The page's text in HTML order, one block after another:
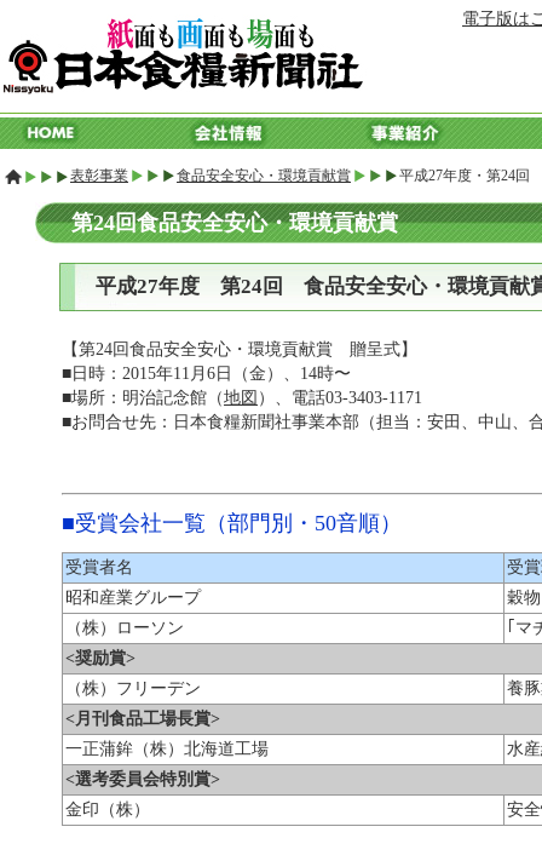
電子版は
表彰事業 食品安全安心・環境貢献賞 平成27年度・第24回
第24回食品安全安心・環境貢献賞
平成27年度 第24回 食品安全安心・環境貢献
【第24回食品安全安心・環境貢献賞 贈呈式】
■日時：2015年11月6日（金）、14時〜
■場所：明治記念館（地図 ）、電話03-3403-1171
■お問合せ先：日本食糧新聞社事業本部（担当：安田、中山、
■受賞会社一覧（部門別・50音順）
受賞者名
受
昭和産業グループ
穀
（株）ローソン
｢マ
<奨励賞>
（株）フリーデン
養
<月刊食品工場長賞>
一正蒲鉾（株）北海道工場
水
<選考委員会特別賞>
金印（株）
安